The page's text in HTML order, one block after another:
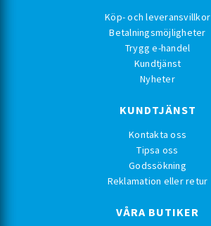
Köp- och leveransvillkor
Betalningsmöjligheter
Trygg e-handel
Kundtjänst
Nyheter
KUNDTJÄNST
Kontakta oss
Tipsa oss
Godssökning
Reklamation eller retur
VÅRA BUTIKER